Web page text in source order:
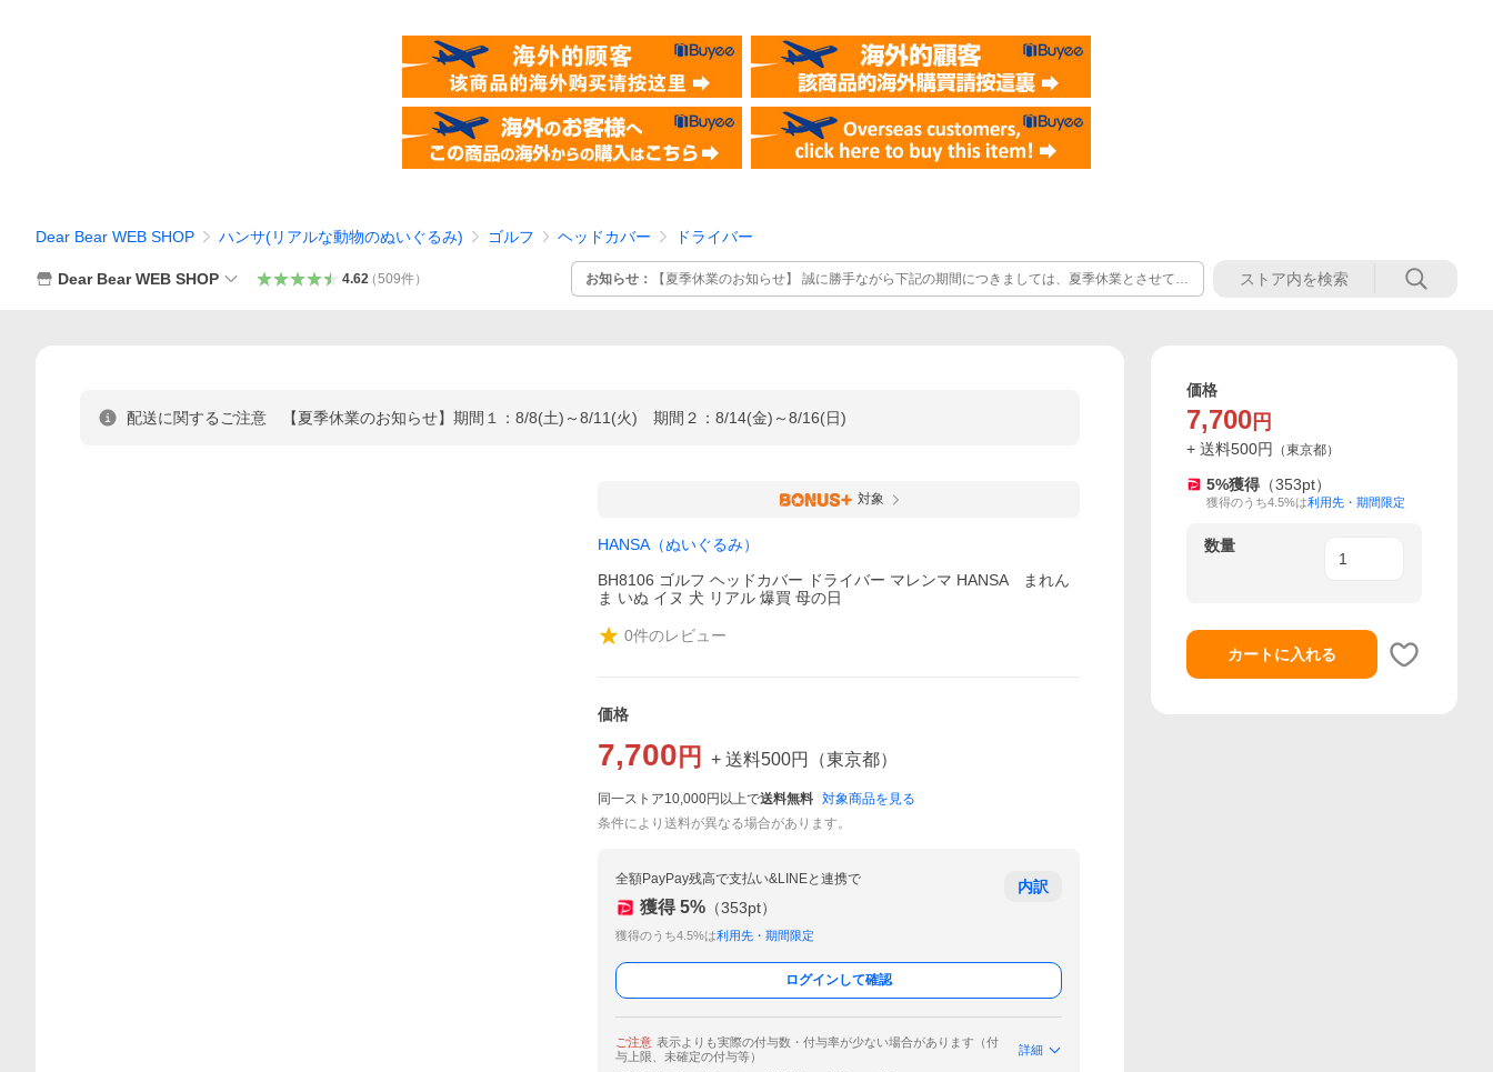
Dear Bear WEB SHOP ハンサ(リアルな動物のぬいぐるみ) ゴルフ ヘッドカバー ドライバー
Dear Bear WEB SHOP 4.62（509件） お知らせ：
【夏季休業のお知らせ】 誠に勝手ながら下記の期間につきましては、夏季休業とさせてい
ただきます。 [休業期間] 8月 8日(土)～8月11日(火) [休業期間] 8月14日(金)～8月16日(日) 営業日の午
配送に関するご注意 【夏季休業のお知らせ】期間１：8/8(土)～8/11(火) 期間２：8/14(金)～8/16(日)
対象
HANSA（ぬいぐるみ）
BH8106 ゴルフ ヘッドカバー ドライバー マレンマ HANSA まれん
ま いぬ イヌ 犬 リアル 爆買 母の日
0件のレビュー
価格
7,700 円 + 送料500円 （東京都）
同一ストア10,000円以上で送料無料 対象商品を見る
条件により送料が異なる場合があります。
全額PayPay残高で支払い&LINEと連携で
獲得 5% （353pt）
獲得のうち4.5%は利用先・期間限定
内訳
ログインして確認
ご注意 表示よりも実際の付与数・付与率が少ない場合があります（付
与上限、未確定の付与等）
詳細
価格
7,700 円
+ 送料500円 （東京都）
5%獲得 （353pt）
獲得のうち4.5%は利用先・期間限定
数量
カートに入れる